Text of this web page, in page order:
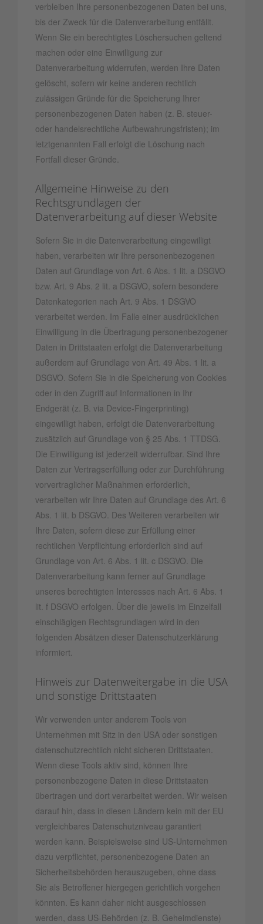
verbleiben Ihre personenbezogenen Daten bei uns,
bis der Zweck für die Datenverarbeitung entfällt.
Wenn Sie ein berechtigtes Löschersuchen geltend
machen oder eine Einwilligung zur
Datenverarbeitung widerrufen, werden Ihre Daten
gelöscht, sofern wir keine anderen rechtlich
zulässigen Gründe für die Speicherung Ihrer
personenbezogenen Daten haben (z. B. steuer-
oder handelsrechtliche Aufbewahrungsfristen); im
letztgenannten Fall erfolgt die Löschung nach
Fortfall dieser Gründe.
Allgemeine Hinweise zu den
Rechtsgrundlagen der
Datenverarbeitung auf dieser Website
Sofern Sie in die Datenverarbeitung eingewilligt
haben, verarbeiten wir Ihre personenbezogenen
Daten auf Grundlage von Art. 6 Abs. 1 lit. a DSGVO
bzw. Art. 9 Abs. 2 lit. a DSGVO, sofern besondere
Datenkategorien nach Art. 9 Abs. 1 DSGVO
verarbeitet werden. Im Falle einer ausdrücklichen
Einwilligung in die Übertragung personenbezogener
Daten in Drittstaaten erfolgt die Datenverarbeitung
außerdem auf Grundlage von Art. 49 Abs. 1 lit. a
DSGVO. Sofern Sie in die Speicherung von Cookies
oder in den Zugriff auf Informationen in Ihr
Endgerät (z. B. via Device-Fingerprinting)
eingewilligt haben, erfolgt die Datenverarbeitung
zusätzlich auf Grundlage von § 25 Abs. 1 TTDSG.
Die Einwilligung ist jederzeit widerrufbar. Sind Ihre
Daten zur Vertragserfüllung oder zur Durchführung
vorvertraglicher Maßnahmen erforderlich,
verarbeiten wir Ihre Daten auf Grundlage des Art. 6
Abs. 1 lit. b DSGVO. Des Weiteren verarbeiten wir
Ihre Daten, sofern diese zur Erfüllung einer
rechtlichen Verpflichtung erforderlich sind auf
Grundlage von Art. 6 Abs. 1 lit. c DSGVO. Die
Datenverarbeitung kann ferner auf Grundlage
unseres berechtigten Interesses nach Art. 6 Abs. 1
lit. f DSGVO erfolgen. Über die jeweils im Einzelfall
einschlägigen Rechtsgrundlagen wird in den
folgenden Absätzen dieser Datenschutzerklärung
informiert.
Hinweis zur Datenweitergabe in die USA
und sonstige Drittstaaten
Wir verwenden unter anderem Tools von
Unternehmen mit Sitz in den USA oder sonstigen
datenschutzrechtlich nicht sicheren Drittstaaten.
Wenn diese Tools aktiv sind, können Ihre
personenbezogene Daten in diese Drittstaaten
übertragen und dort verarbeitet werden. Wir weisen
darauf hin, dass in diesen Ländern kein mit der EU
vergleichbares Datenschutzniveau garantiert
werden kann. Beispielsweise sind US-Unternehmen
dazu verpflichtet, personenbezogene Daten an
Sicherheitsbehörden herauszugeben, ohne dass
Sie als Betroffener hiergegen gerichtlich vorgehen
könnten. Es kann daher nicht ausgeschlossen
werden, dass US-Behörden (z. B. Geheimdienste)